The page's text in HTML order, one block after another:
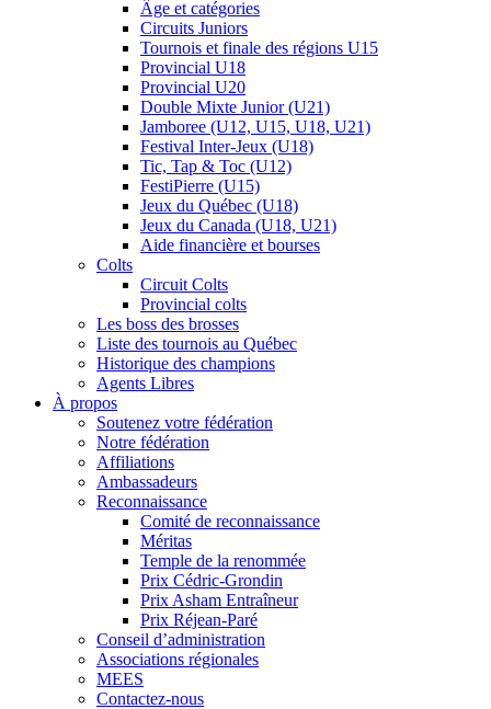
Âge et catégories
Circuits Juniors
Tournois et finale des régions U15
Provincial U18
Provincial U20
Double Mixte Junior (U21)
Jamboree (U12, U15, U18, U21)
Festival Inter-Jeux (U18)
Tic, Tap & Toc (U12)
FestiPierre (U15)
Jeux du Québec (U18)
Jeux du Canada (U18, U21)
Aide financière et bourses
Colts
Circuit Colts
Provincial colts
Les boss des brosses
Liste des tournois au Québec
Historique des champions
Agents Libres
À propos
Soutenez votre fédération
Notre fédération
Affiliations
Ambassadeurs
Reconnaissance
Comité de reconnaissance
Méritas
Temple de la renommée
Prix Cédric-Grondin
Prix Asham Entraîneur
Prix Réjean-Paré
Conseil d’administration
Associations régionales
MEES
Contactez-nous